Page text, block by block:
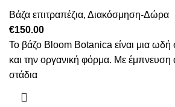
Βάζα επιτραπέζια, Διακόσμηση-Δώρα
€150.00
Το βάζο Bloom Botanica είναι μια ωδή
και την οργανική φόρμα. Με
στάδια